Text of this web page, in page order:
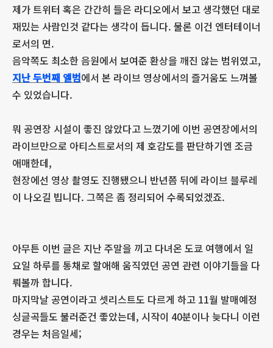
제가 트위터 혹은 간간히 들은 라디오에서 보고 생각했던 대로
재밌는 사람인것 같다는 생각이 듭니다. 물론 이건 엔터테이너
로서의 면.
음악쪽도 최소한 음원에서 보여준 환상을 깨진 않는 범위였고,
지난 두번째 앨범에서 본 라이브 영상에서의 즐거움도 느껴볼
수 있었습니다.
뭐 공연장 시설이 좋진 않았다고 느꼈기에 이번 공연장에서의
라이브만으로 아티스트로서의 제 호감도를 판단하기엔 조금
애매한데,
현장에선 영상 촬영도 진행됐으니 반년쯤 뒤에 라이브 블루레
이 나오길 빕니다. 그쪽은 좀 정리되어 수록되었겠죠.
아무튼 이번 글은 지난 주말을 끼고 다녀온 도쿄 여행에서 일
요일 하루를 통채로 할애해 움직였던 공연 관련 이야기들을 다
뤄볼까 합니다.
마지막날 공연이라고 셋리스트도 다르게 하고 11월 발매예정
싱글곡들도 불러준건 좋았는데, 시작이 40분이나 늦다니 이런
경우는 처음일세;